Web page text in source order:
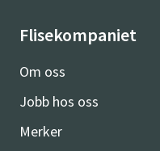
Flisekompaniet
Om oss
Jobb hos oss
Merker